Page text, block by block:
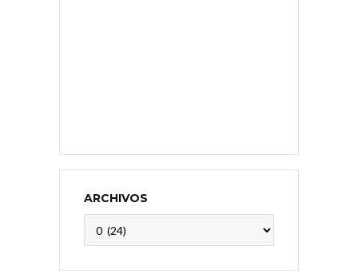
ARCHIVOS